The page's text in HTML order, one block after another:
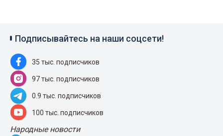
Подписывайтесь на наши соцсети!
35 тыс. подписчиков
97 тыс. подписчиков
0.9 тыс. подписчиков
100 тыс. подписчиков
Народные новости